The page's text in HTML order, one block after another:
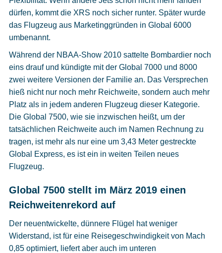
dürfen, kommt die XRS noch sicher runter. Später wurde
das Flugzeug aus Marketinggründen in Global 6000
umbenannt.
Während der NBAA-Show 2010 sattelte Bombardier noch
eins drauf und kündigte mit der Global 7000 und 8000
zwei weitere Versionen der Familie an. Das Versprechen
hieß nicht nur noch mehr Reichweite, sondern auch mehr
Platz als in jedem anderen Flugzeug dieser Kategorie.
Die Global 7500, wie sie inzwischen heißt, um der
tatsächlichen Reichweite auch im Namen Rechnung zu
tragen, ist mehr als nur eine um 3,43 Meter gestreckte
Global Express, es ist ein in weiten Teilen neues
Flugzeug.
Global 7500 stellt im März 2019 einen
Reichweitenrekord auf
Der neuentwickelte, dünnere Flügel hat weniger
Widerstand, ist für eine Reisegeschwindigkeit von Mach
0,85 optimiert, liefert aber auch im unteren